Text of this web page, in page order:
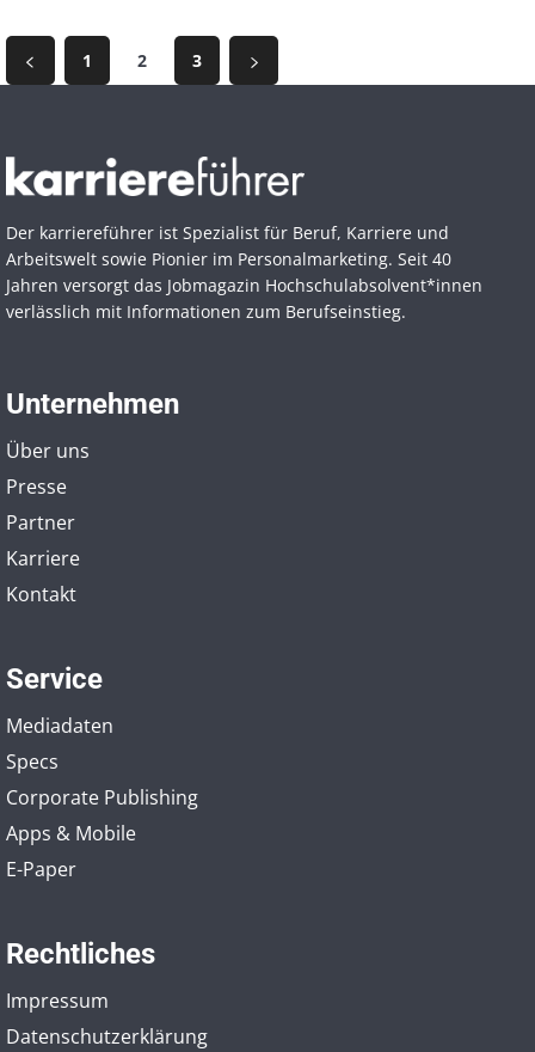
1 2 3
Der karriereführer ist Spezialist für Beruf, Karriere und
Arbeitswelt sowie Pionier im Personal­marketing. Seit 40
Jahren versorgt das Jobmagazin Hochschul­absolvent*innen
verlässlich mit Informationen zum Berufseinstieg.
Unternehmen
Über uns
Presse
Partner
Karriere
Kontakt
Service
Mediadaten
Specs
Corporate Publishing
Apps & Mobile
E-Paper
Rechtliches
Impressum
Datenschutzerklärung